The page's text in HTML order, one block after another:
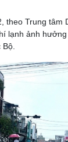
theo Trung tâm
lạnh ảnh